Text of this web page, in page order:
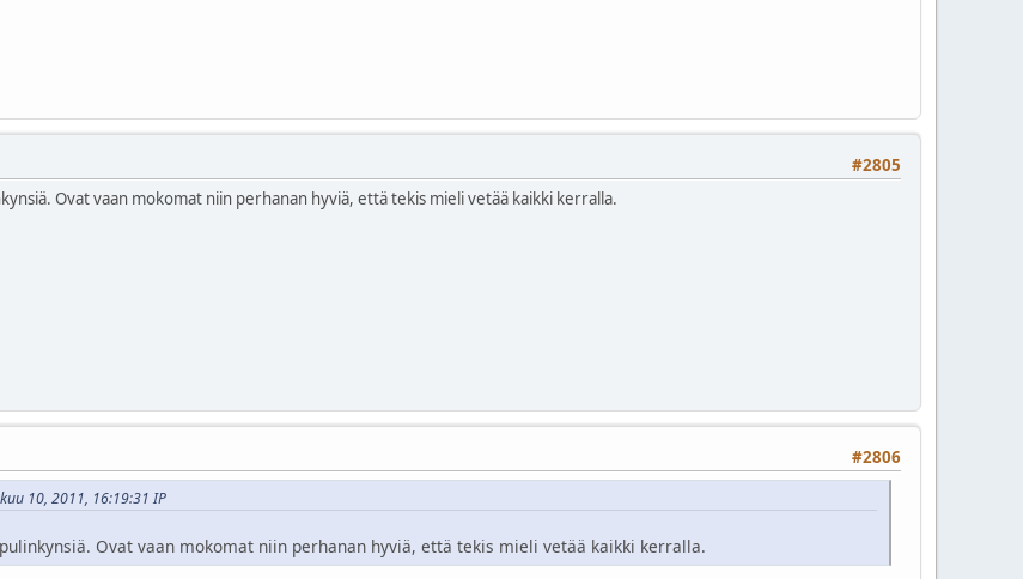
#2805
Ovat vaan mokomat niin perhanan hyviä, että tekis mieli vetää kaikki kerralla.
#2806
10, 2011, 16:19:31 IP
Ovat vaan mokomat niin perhanan hyviä, että tekis mieli vetää kaikki kerralla.